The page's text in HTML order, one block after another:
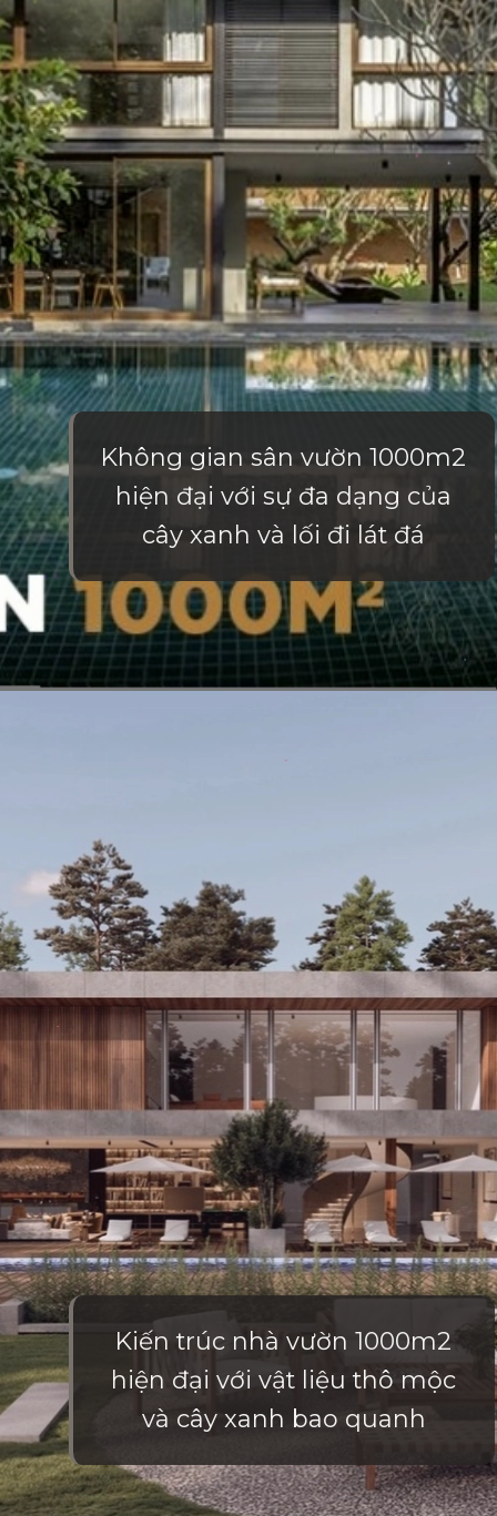
Không gian sân vườn 1000m2
hiện đại với sự đa dạng của
cây xanh và lối đi lát đá
Kiến trúc nhà vườn 1000m2
hiện đại với vật liệu thô mộc
và cây xanh bao quanh